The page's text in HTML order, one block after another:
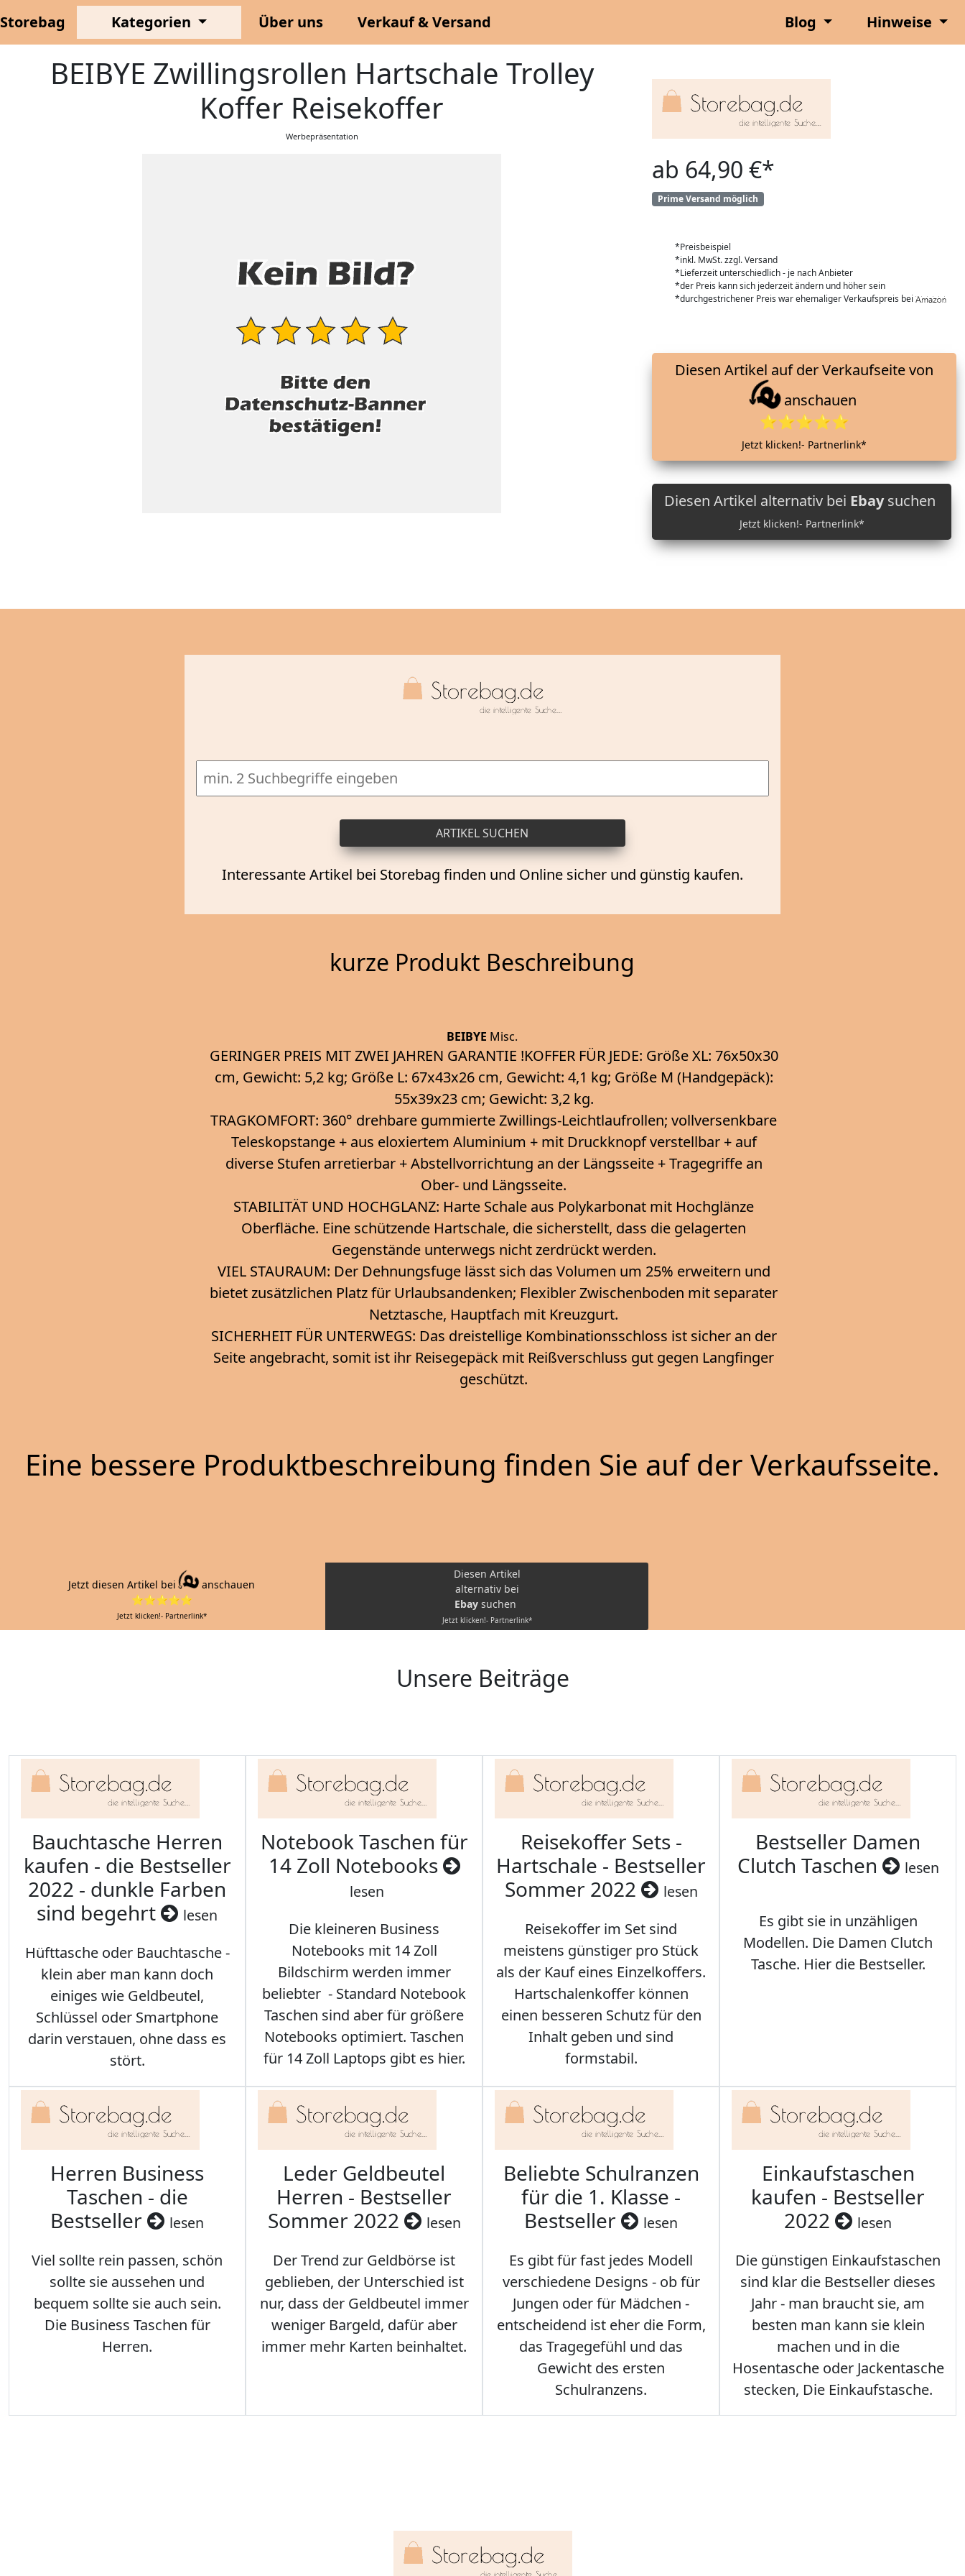
Storebag Kategorien Über uns Verkauf & Versand Blog Hinweise
BEIBYE Zwillingsrollen Hartschale Trolley
Koffer Reisekoffer
Werbepräsentation
ab 64,90 €*
Prime Versand möglich
*Preisbeispiel
*inkl. MwSt. zzgl. Versand
*Lieferzeit unterschiedlich - je nach Anbieter
*der Preis kann sich jederzeit ändern und höher sein
*durchgestrichener Preis war ehemaliger Verkaufspreis bei
anschauen
⭐⭐⭐⭐⭐
Jetzt klicken!- Partnerlink*
Diesen Artikel alternativ bei Ebaysuchen
Jetzt klicken!- Partnerlink*
Interessante Artikel bei Storebag finden und Online sicher und günstig kaufen.
kurze Produkt Beschreibung
BEIBYE Misc.
GERINGER PREIS MIT ZWEI JAHREN GARANTIE !KOFFER FÜR JEDE: Größe XL: 76x50x30
cm, Gewicht: 5,2 kg; Größe L: 67x43x26 cm, Gewicht: 4,1 kg; Größe M (Handgepäck):
55x39x23 cm; Gewicht: 3,2 kg.
TRAGKOMFORT: 360° drehbare gummierte Zwillings-Leichtlaufrollen; vollversenkbare
Teleskopstange + aus eloxiertem Aluminium + mit Druckknopf verstellbar + auf
diverse Stufen arretierbar + Abstellvorrichtung an der Längsseite + Tragegriffe an
Ober- und Längsseite.
STABILITÄT UND HOCHGLANZ: Harte Schale aus Polykarbonat mit Hochglänze
Oberfläche. Eine schützende Hartschale, die sicherstellt, dass die gelagerten
Gegenstände unterwegs nicht zerdrückt werden.
VIEL STAURAUM: Der Dehnungsfuge lässt sich das Volumen um 25% erweitern und
bietet zusätzlichen Platz für Urlaubsandenken; Flexibler Zwischenboden mit separater
Netztasche, Hauptfach mit Kreuzgurt.
SICHERHEIT FÜR UNTERWEGS: Das dreistellige Kombinationsschloss ist sicher an der
Seite angebracht, somit ist ihr Reisegepäck mit Reißverschluss gut gegen Langfinger
geschützt.
Eine bessere Produktbeschreibung finden Sie auf der Verkaufsseite.
Jetzt diesen Artikel bei
anschauen
⭐⭐⭐⭐⭐
Jetzt klicken!- Partnerlink*
Diesen Artikel
alternativ bei
Ebay suchen
Jetzt klicken!- Partnerlink*
Unsere Beiträge
Bauchtasche Herren
kaufen - die Bestseller
2022 - dunkle Farben
sind begehrt
lesen
Hüfttasche oder Bauchtasche -
klein aber man kann doch
einiges wie Geldbeutel,
Schlüssel oder Smartphone
darin verstauen, ohne dass es
stört.
Notebook Taschen für
14 Zoll Notebooks
lesen
Die kleineren Business
Notebooks mit 14 Zoll
Bildschirm werden immer
beliebter - Standard Notebook
Taschen sind aber für größere
Notebooks optimiert. Taschen
für 14 Zoll Laptops gibt es hier.
Reisekoffer Sets -
Hartschale - Bestseller
Sommer 2022
lesen
Reisekoffer im Set sind
meistens günstiger pro Stück
als der Kauf eines Einzelkoffers.
Hartschalenkoffer können
einen besseren Schutz für den
Inhalt geben und sind
formstabil.
Bestseller Damen
Clutch Taschen
lesen
Es gibt sie in unzähligen
Modellen. Die Damen Clutch
Tasche. Hier die Bestseller.
Herren Business
Taschen - die
Bestseller
lesen
Viel sollte rein passen, schön
sollte sie aussehen und
bequem sollte sie auch sein.
Die Business Taschen für
Herren.
Leder Geldbeutel
Herren - Bestseller
Sommer 2022
lesen
Der Trend zur Geldbörse ist
geblieben, der Unterschied ist
nur, dass der Geldbeutel immer
weniger Bargeld, dafür aber
immer mehr Karten beinhaltet.
Beliebte Schulranzen
für die 1. Klasse -
Bestseller
lesen
Es gibt für fast jedes Modell
verschiedene Designs - ob für
Jungen oder für Mädchen -
entscheidend ist eher die Form,
das Tragegefühl und das
Gewicht des ersten
Schulranzens.
Einkaufstaschen
kaufen - Bestseller
2022
lesen
Die günstigen Einkaufstaschen
sind klar die Bestseller dieses
Jahr - man braucht sie, am
besten man kann sie klein
machen und in die
Hosentasche oder Jackentasche
stecken, Die Einkaufstasche.